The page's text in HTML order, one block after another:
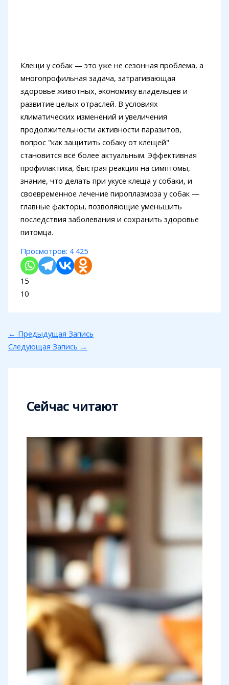
Клещи у собак — это уже не сезонная проблема, а
многопрофильная задача, затрагивающая
здоровье животных, экономику владельцев и
развитие целых отраслей. В условиях
климатических изменений и увеличения
продолжительности активности паразитов,
вопрос "как защитить собаку от клещей"
становится всё более актуальным. Эффективная
профилактика, быстрая реакция на симптомы,
знание, что делать при укусе клеща у собаки, и
своевременное лечение пироплазмоза у собак —
главные факторы, позволяющие уменьшить
последствия заболевания и сохранить здоровье
питомца.
Просмотров: 4 425
15
10
← Предыдущая Запись
Следующая Запись →
Сейчас читают